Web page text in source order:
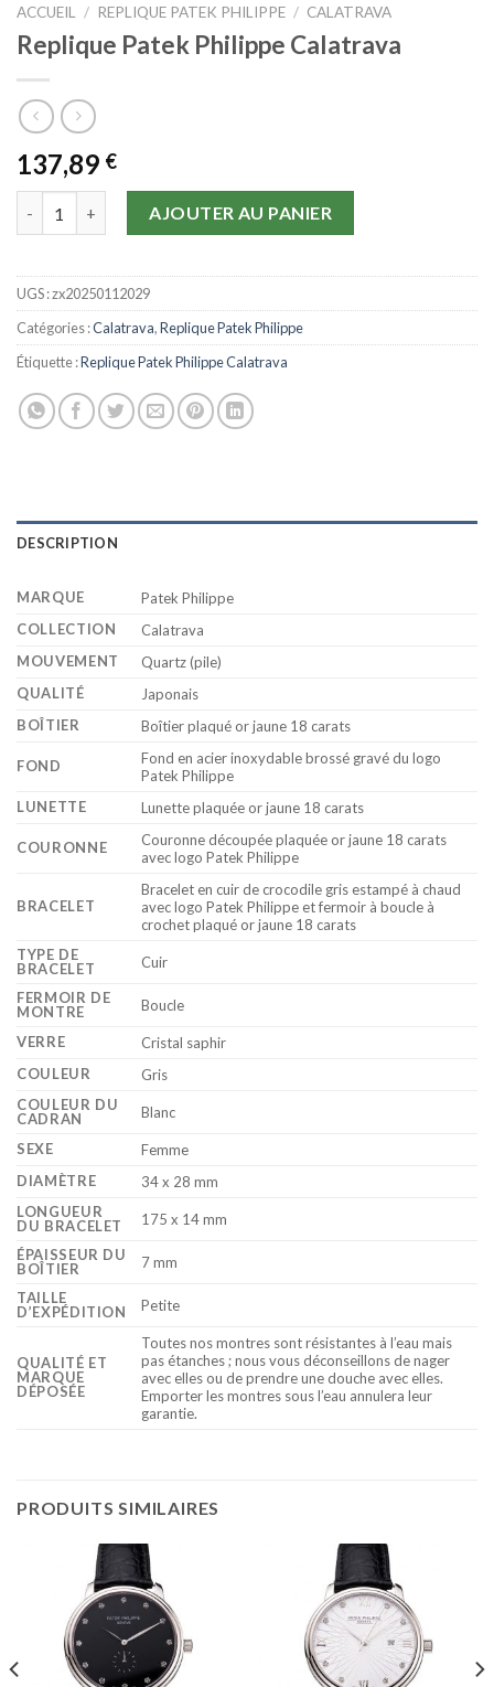
ACCUEIL / REPLIQUE PATEK PHILIPPE / CALATRAVA
Replique Patek Philippe Calatrava
137,89 €
AJOUTER AU PANIER
UGS :zx20250112029
Catégories :Calatrava,Replique Patek Philippe
Étiquette :Replique Patek Philippe Calatrava
DESCRIPTION
MARQUE
Patek Philippe
COLLECTION
Calatrava
MOUVEMENT
Quartz (pile)
QUALITÉ
Japonais
BOÎTIER
Boîtier plaqué or jaune 18 carats
FOND
Fond en acier inoxydable brossé gravé du logo
Patek Philippe
LUNETTE
Lunette plaquée or jaune 18 carats
COURONNE
Couronne découpée plaquée or jaune 18 carats
avec logo Patek Philippe
BRACELET
Bracelet en cuir de crocodile gris estampé à chaud
avec logo Patek Philippe et fermoir à boucle à
crochet plaqué or jaune 18 carats
TYPE DE
BRACELET
Cuir
FERMOIR DE
MONTRE
Boucle
VERRE
Cristal saphir
COULEUR
Gris
COULEUR DU
CADRAN
Blanc
SEXE
Femme
DIAMÈTRE
34 x 28 mm
LONGUEUR
DU BRACELET
175 x 14 mm
ÉPAISSEUR DU
BOÎTIER
7 mm
TAILLE
D’EXPÉDITION
Petite
QUALITÉ ET
MARQUE
DÉPOSÉE
Toutes nos montres sont résistantes à l’eau mais
pas étanches ; nous vous déconseillons de nager
avec elles ou de prendre une douche avec elles.
Emporter les montres sous l’eau annulera leur
garantie.
PRODUITS SIMILAIRES